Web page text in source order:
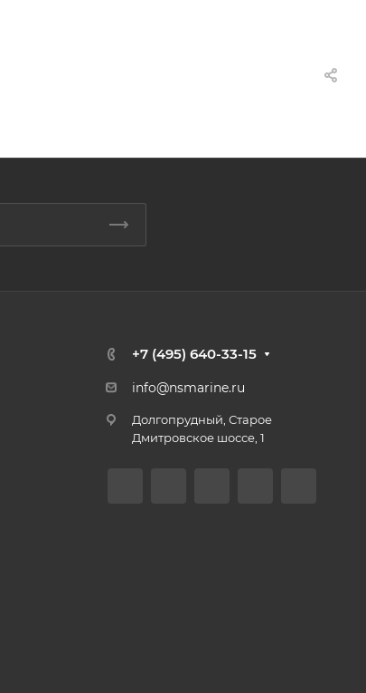
+7 (495) 640-33-15
info@nsmarine.ru
Долгопрудный, Старое
Дмитровское шоссе, 1